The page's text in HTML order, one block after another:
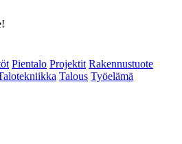
Pientalo Projektit Rakennustuote
Talous Työelämä